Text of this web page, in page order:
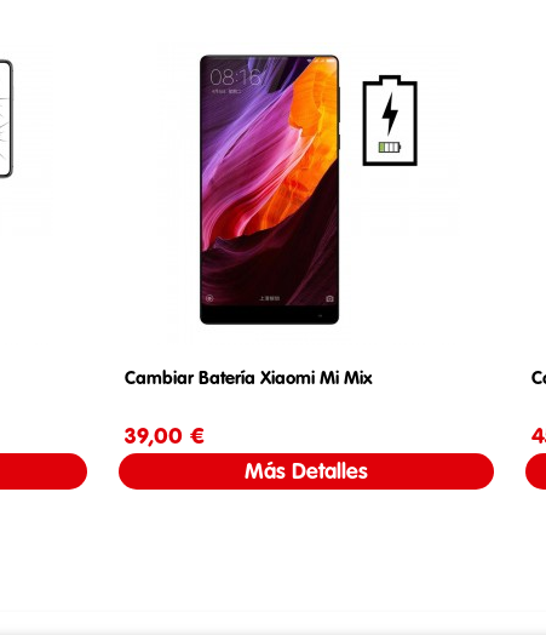
Cambiar Batería Xiaomi Mi Mix
39,00 €
Más Detalles